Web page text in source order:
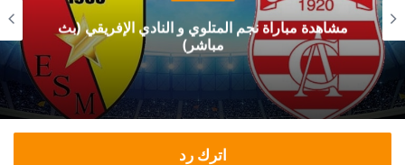
مشاهدة مباراة نجم المتلوي و النادي الإفريقي (بث
مباشر)
اترك رد